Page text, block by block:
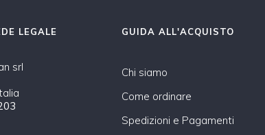
LEGALE
srl
GUIDA ALL'ACQUISTO
Chi siamo
Come ordinare
Spedizioni e Pagamenti